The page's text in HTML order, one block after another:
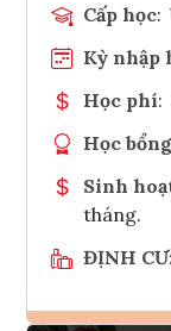
Cấp học:
Kỳ nhập
Học phí:
Học bổng
Sinh
tháng.
ĐỊNH CƯ: